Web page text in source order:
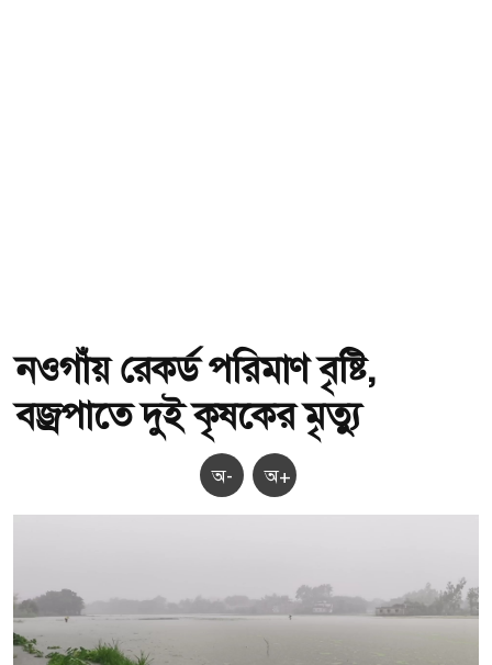
নওগাঁয় রেকর্ড পরিমাণ বৃষ্টি,
বজ্রপাতে দুই কৃষকের মৃত্যু
অ- অ+